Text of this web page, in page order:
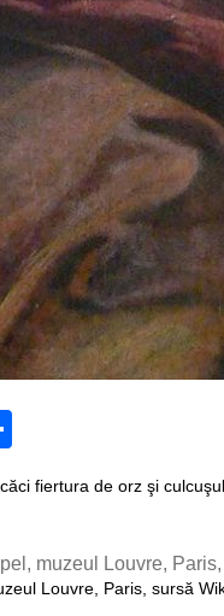
fiertura de orz şi
Louvre, Paris, sursă